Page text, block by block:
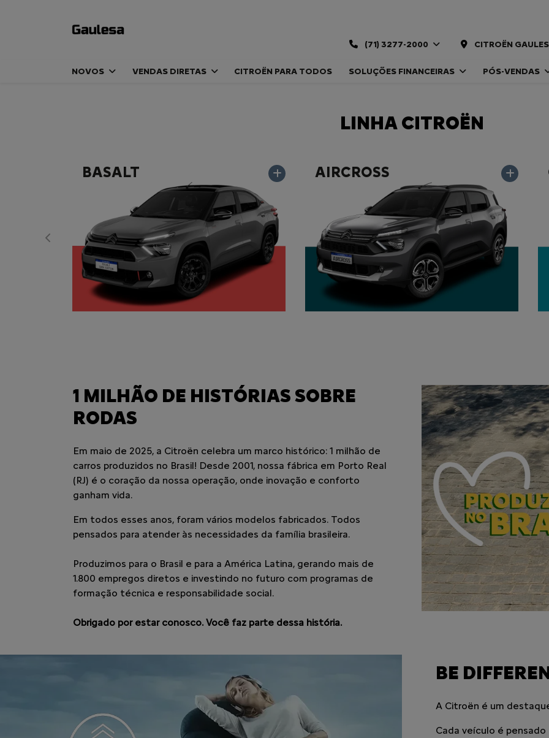
(71) 3277-2000 CITROËN
NOVOS VENDAS DIRETAS CITROËN PARA TODOS SOLUÇÕES FINANCEIRAS PÓS-VENDAS
LINHA CITROËN
BASALT AIRCROSS
Anterior
1 MILHÃO DE HISTÓRIAS SOBRE
RODAS
Em maio de 2025, a Citroën celebra um marco histórico: 1 milhão de
carros produzidos no Brasil! Desde 2001, nossa fábrica em Porto Real
(RJ) é o coração da nossa operação, onde inovação e conforto
ganham vida.
Em todos esses anos, foram vários modelos fabricados. Todos
pensados para atender às necessidades da família brasileira.
Produzimos para o Brasil e para a América Latina, gerando mais de
1.800 empregos diretos e investindo no futuro com programas de
formação técnica e responsabilidade social.
Obrigado por estar conosco. Você faz parte dessa história.
BE
A Citroën é um
Cada veículo é